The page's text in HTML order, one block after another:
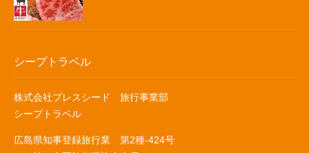
シープトラベル
株式会社プレスシード 旅行事業部
シープトラベル
広島県知事登録旅行業 第2種-424号